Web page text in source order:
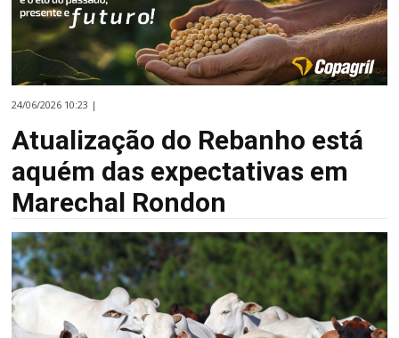
24/06/2026 10:23 |
Atualização do Rebanho está
aquém das expectativas em
Marechal Rondon